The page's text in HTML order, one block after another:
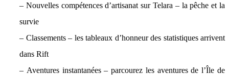
– Nouvelles compétences d’artisanat sur Telara – la pêche et la
survie
– Classements – les tableaux d’honneur des statistiques arrivent
dans Rift
– Aventures instantanées – parcourez les aventures de l’Île de